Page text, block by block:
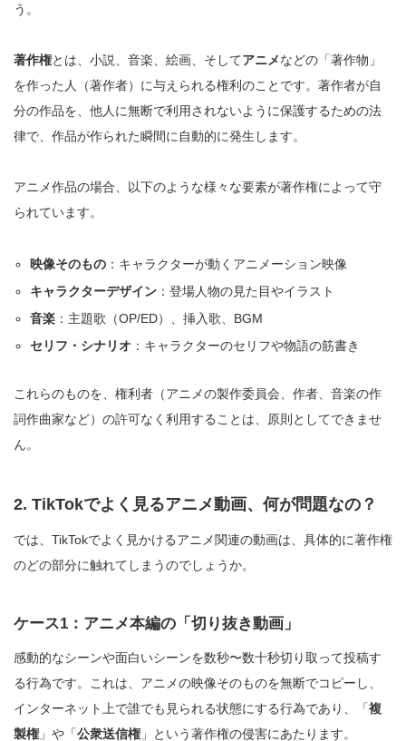
う。
著作権とは、小説、音楽、絵画、そしてアニメなどの「著作物」
を作った人（著作者）に与えられる権利のことです。著作者が自
分の作品を、他人に無断で利用されないように保護するための法
律で、作品が作られた瞬間に自動的に発生します。
アニメ作品の場合、以下のような様々な要素が著作権によって守
られています。
映像そのもの ：キャラクターが動くアニメーション映像
キャラクターデザイン ：登場人物の見た目やイラスト
音楽 ：主題歌（OP/ED）、挿入歌、BGM
セリフ・シナリオ ：キャラクターのセリフや物語の筋書き
これらのものを、権利者（アニメの製作委員会、作者、音楽の作
詞作曲家など）の許可なく利用することは、原則としてできませ
ん。
2. TikTokでよく見るアニメ動画、何が問題なの？
では、TikTokでよく見かけるアニメ関連の動画は、具体的に著作権
のどの部分に触れてしまうのでしょうか。
ケース1：アニメ本編の「切り抜き動画」
感動的なシーンや面白いシーンを数秒〜数十秒切り取って投稿す
る行為です。これは、アニメの映像そのものを無断でコピーし、
インターネット上で誰でも見られる状態にする行為であり、「複
製権 」や「公衆送信権 」という著作権の侵害にあたります。